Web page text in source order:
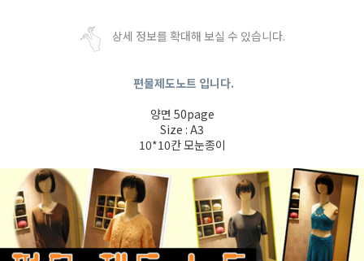
상세 정보를 확대해 보실 수 있습니다.
편물제도노트 입니다.
양면 50page
Size : A3
10*10칸 모눈종이